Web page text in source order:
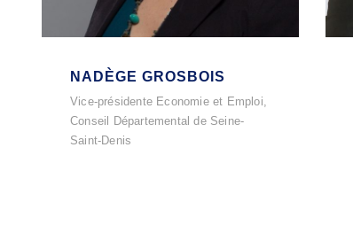
NADÈGE GROSBOIS
Vice-présidente Economie et Emploi,
Conseil Départemental de Seine-
Saint-Denis